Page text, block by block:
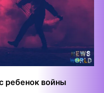
ребенок войны